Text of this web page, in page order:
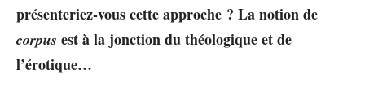
présenteriez-vous cette approche ? La notion de
corpus est à la jonction du théologique et de
l’érotique…